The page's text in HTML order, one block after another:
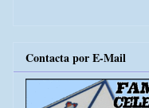
Contacta por E-Mail